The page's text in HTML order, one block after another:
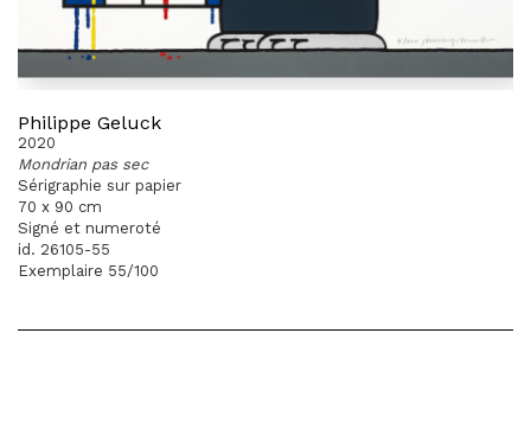
Philippe Geluck
2020
Mondrian pas sec
Sérigraphie sur papier
70 x 90 cm
Signé et numeroté
id. 26105-55
Exemplaire 55/100